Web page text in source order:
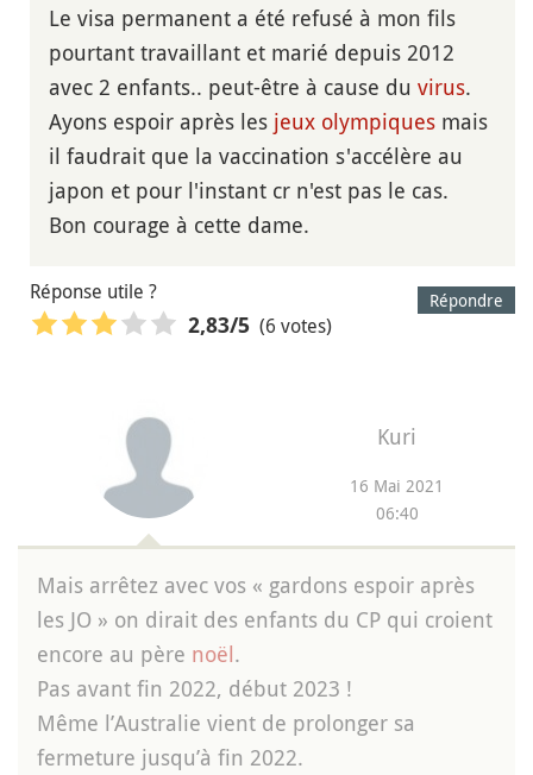
Le visa permanent a été refusé à mon fils
pourtant travaillant et marié depuis 2012
avec 2 enfants.. peut-être à cause du virus.
Ayons espoir après les jeux olympiques mais
il faudrait que la vaccination s'accélère au
japon et pour l'instant cr n'est pas le cas.
Bon courage à cette dame.
Répondre
Réponse utile ?
2,83/5 (6 votes)
Kuri
16 Mai 2021
06:40
Mais arrêtez avec vos « gardons espoir après
les JO » on dirait des enfants du CP qui croient
encore au père noël.
Pas avant fin 2022, début 2023 !
Même l’Australie vient de prolonger sa
fermeture jusqu’à fin 2022.